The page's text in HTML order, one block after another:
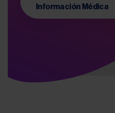
Información Médica